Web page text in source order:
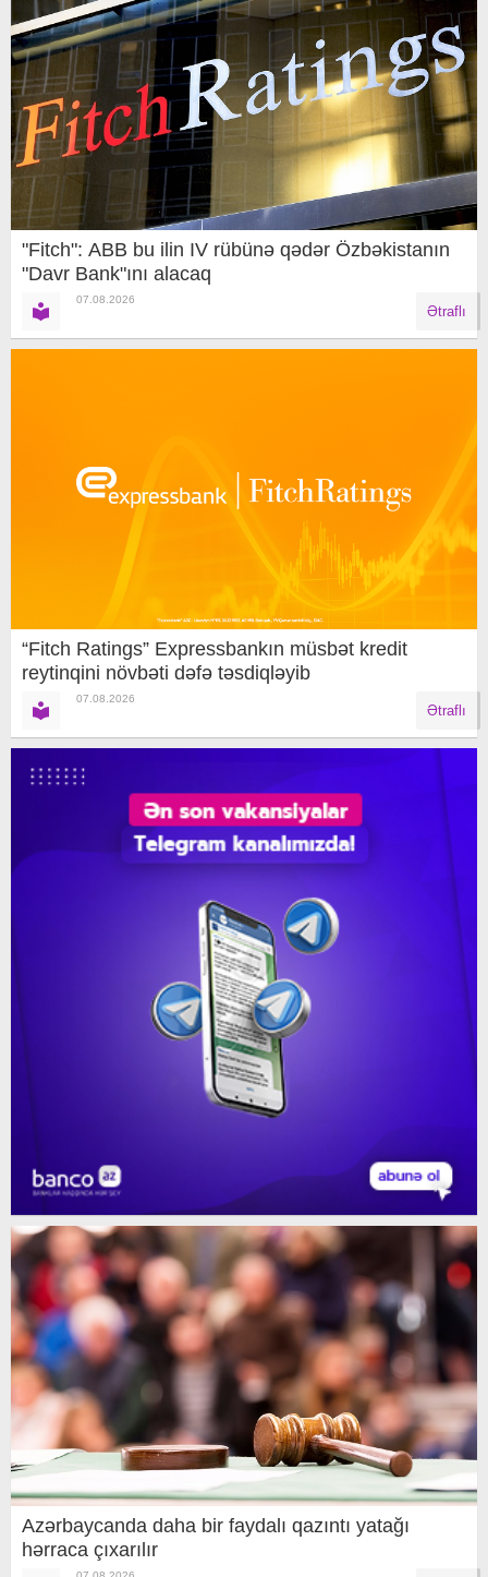
"Fitch": ABB bu ilin IV rübünə qədər Özbəkistanın
"Davr Bank"ını alacaq
07.08.2026
Ətraflı
“Fitch Ratings” Expressbankın müsbət kredit
reytinqini növbəti dəfə təsdiqləyib
07.08.2026
Ətraflı
Azərbaycanda daha bir faydalı qazıntı yatağı
hərraca çıxarılır